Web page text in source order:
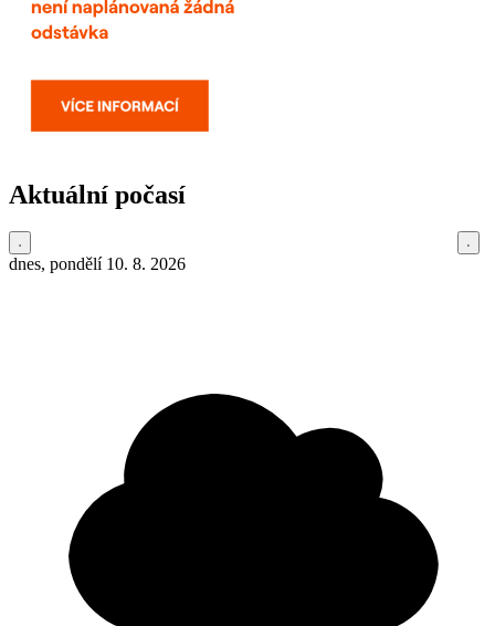
Aktuální počasí
dnes, pondělí 10. 8. 2026